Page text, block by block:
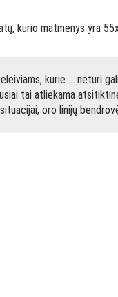
kurio matmenys yra
kurie … neturi
tai atliekama
oro linijų